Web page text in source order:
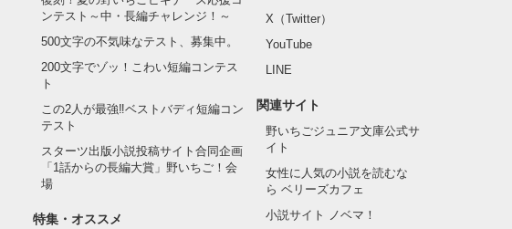
ンテスト～中・長編チャレンジ！～
500文字の不気味なテスト、募集中。
200文字でゾッ！こわい短編コンテス
ト
この2人が最強‼ベストバディ短編コン
テスト
スターツ出版小説投稿サイト合同企画
「1話からの長編大賞」野いちご！会
場
特集・オススメ
X（Twitter）
YouTube
LINE
関連サイト
野いちごジュニア文庫公式サ
イト
女性に人気の小説を読むな
ら ベリーズカフェ
小説サイト ノベマ！